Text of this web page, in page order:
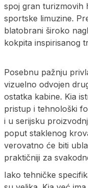
spoj gran turizmovih
sportske limuzine.
blatobrani široko
kokpita inspirisanog
Posebnu pažnju
vizuelno odvojen
ostatka kabine. Kia
pristup i tehnološki
i u serijsku
poput staklenog
verovatno će biti
praktičniji za
Iako tehničke